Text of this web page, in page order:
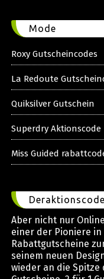
Mode
Roxy Gutscheincodes
La Redoute
Quiksilver Gutschein
Superdry Aktionscode
Miss Guided
Aber nicht nur
einer der Pioniere
Rabattgutscheine
seinem neuen
wieder an die Spitze